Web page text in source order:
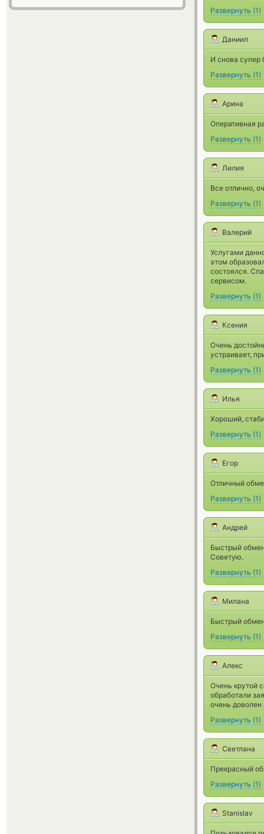
Развернуть (1)
Даниил
И снова
Развернуть (1)
Арина
Оперативная
Развернуть (1)
Лилия
Все отлично,
Развернуть (1)
Валерий
Услугами
этом
состоялся.
сервисом.
Развернуть (1)
Ксения
Очень
устраивает,
Развернуть (1)
Илья
Хороший,
Развернуть (1)
Егор
Отличный
Развернуть (1)
Андрей
Быстрый
Советую.
Развернуть (1)
Милана
Быстрый
Развернуть (1)
Алекс
Очень крутой
обработали
очень доволен
Развернуть (1)
Светлана
Прекрасный
Развернуть (1)
Stanislav